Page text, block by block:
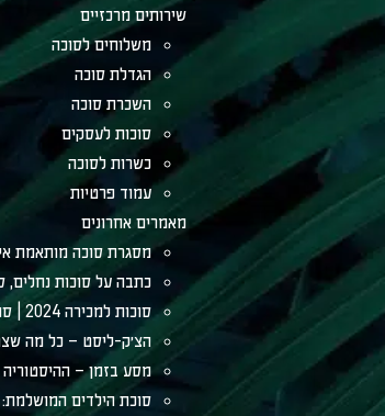
שירותים מרכזיים
משלוחים לסוכה
הגדלת סוכה
השכרת סוכה
סוכות לעסקים
כשרות לסוכה
עמוד פרטיות
מאמרים אחרונים
מסגרת סוכה מותאמת
כתבה על סוכות נחלים,
סוכות למכירה 2024 | סוכות הדר – הסוכה הטלסקופית המהפכנית
הצ׳ק-ליסט – כל מה
מסע בזמן – ההיסטוריה
סוכת הילדים המושלמת: